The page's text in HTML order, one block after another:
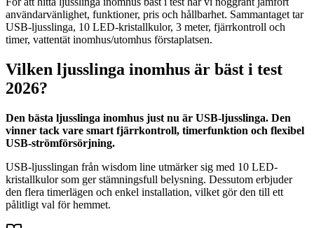
användarvänlighet, funktioner, pris och hållbarhet. Sammantaget tar
USB-ljusslinga, 10 LED-kristallkulor, 3 meter, fjärrkontroll och
timer, vattentät inomhus/utomhus förstaplatsen.
Vilken ljusslinga inomhus är bäst i test
2026?
Den bästa ljusslinga inomhus just nu är USB-ljusslinga. Den
vinner tack vare smart fjärrkontroll, timerfunktion och flexibel
USB-strömförsörjning.
USB-ljusslingan från wisdom line utmärker sig med 10 LED-
kristallkulor som ger stämningsfull belysning. Dessutom erbjuder
den flera timerlägen och enkel installation, vilket gör den till ett
pålitligt val för hemmet.